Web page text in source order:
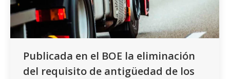
Publicada en el BOE la eliminación
del requisito de antigüedad de los